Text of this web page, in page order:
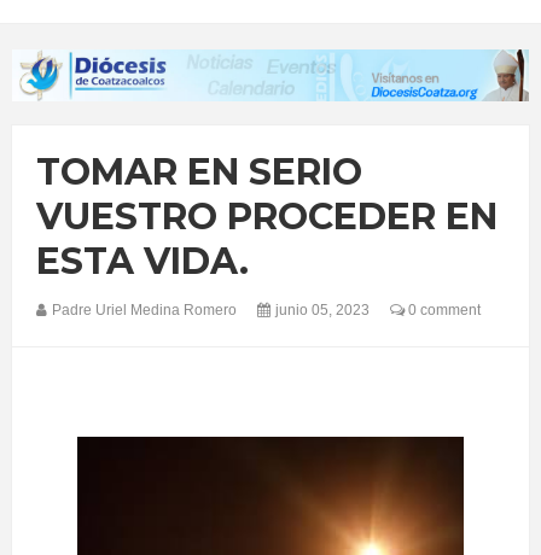
TOMAR EN SERIO
VUESTRO PROCEDER EN
ESTA VIDA.
Padre Uriel Medina Romero junio 05, 2023 0 comment